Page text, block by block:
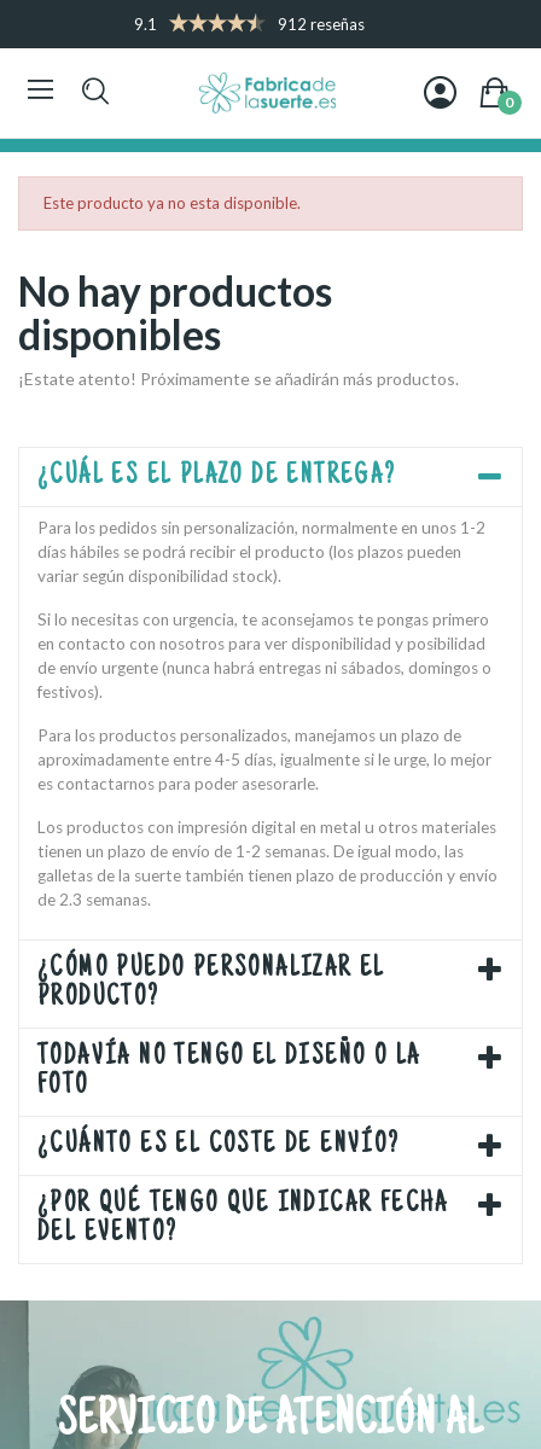
9.1 912 reseñas
0
Este producto ya no esta disponible.
No hay productos
disponibles
¡Estate atento! Próximamente se añadirán más productos.
¿CUÁL ES EL PLAZO DE ENTREGA?
Para los pedidos sin personalización, normalmente en unos 1-2
días hábiles se podrá recibir el producto (los plazos pueden
variar según disponibilidad stock).
Si lo necesitas con urgencia, te aconsejamos te pongas primero
en contacto con nosotros para ver disponibilidad y posibilidad
de envío urgente (nunca habrá entregas ni sábados, domingos o
festivos).
Para los productos personalizados, manejamos un plazo de
aproximadamente entre 4-5 días, igualmente si le urge, lo mejor
es contactarnos para poder asesorarle.
Los productos con impresión digital en metal u otros materiales
tienen un plazo de envío de 1-2 semanas. De igual modo, las
galletas de la suerte también tienen plazo de producción y envío
de 2.3 semanas.
¿CÓMO PUEDO PERSONALIZAR EL
PRODUCTO?
TODAVÍA NO TENGO EL DISEÑO O LA
FOTO
¿CUÁNTO ES EL COSTE DE ENVÍO?
¿POR QUÉ TENGO QUE INDICAR FECHA
DEL EVENTO?
SERVICIO DE ATENCIÓN AL